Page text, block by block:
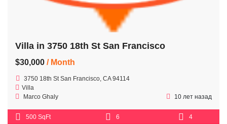
Villa in 3750 18th St San Francisco
$30,000 / Month
3750 18th St San Francisco, CA 94114
Villa
Marco Ghaly
10 лет назад
500 SqFt 6 4